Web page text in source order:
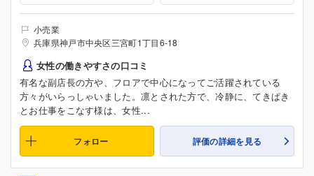
小売業
兵庫県神戸市中央区三宮町1丁目6-18
女性の働きやすさの口コミ
有名な副店長の方や、フロアで中心になってご活躍されている
方々がいらっしゃいました。凛とされた方で、冷静に、てきぱき
とお仕事をこなす様は、女性...
フォロー 評価の詳細を見る